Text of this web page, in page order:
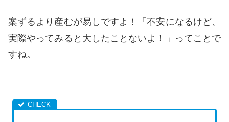
案ずるより産むが易しですよ！「不安になるけど、
実際やってみると大したことないよ！」ってことで
すね。